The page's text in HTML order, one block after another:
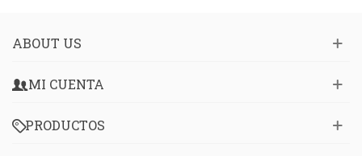
ABOUT US
MI CUENTA
PRODUCTOS